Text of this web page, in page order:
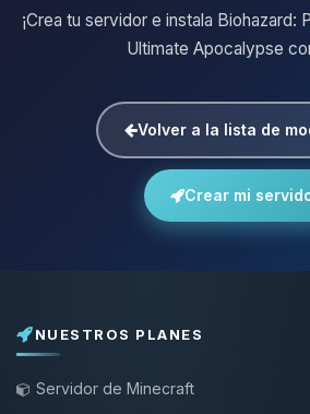
¡Crea tu servidor e instala Biohazard:
Ultimate Apocalypse
Volver a la lista de
Crear mi
NUESTROS PLANES
Servidor de Minecraft